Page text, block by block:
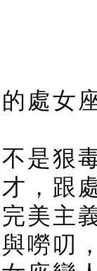
處女
是狠
，跟
美主
嘮叨